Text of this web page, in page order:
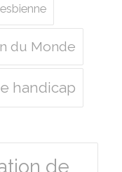
du Monde
handicap
de